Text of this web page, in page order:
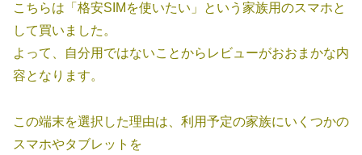
こちらは「格安SIMを使いたい」という家族用のスマホと
して買いました。
よって、自分用ではないことからレビューがおおまかな内
容となります。
この端末を選択した理由は、利用予定の家族にいくつかの
スマホやタブレットを